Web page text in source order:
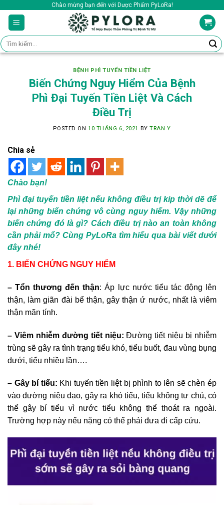
content
Chào mừng bạn đến với Dược Phẩm PyLoRa!
Tìm
kiếm:
BỆNH PHÌ TUYẾN TIỀN LIỆT
Biến Chứng Nguy Hiểm Của Bệnh
Phì Đại Tuyến Tiền Liệt Và Cách
Điều Trị
POSTED ON 10 THÁNG 6, 2021 BYTRAN Y
Chia sẻ
Chào bạn!
Phì đại tuyến tiền liệt nếu không điều trị kip thời dẽ để
lại những biến chứng vô cùng nguy hiểm. Vậy những
biến chứng đó là gì? Cách điều trị nào an toàn không
cần phải mổ? Cùng PyLoRa tìm hiểu qua bài viết dưới
đây nhé!
1. BIẾN CHỨNG NGUY HIỂM
– Tổn thương đến thận: Áp lực nước tiểu tác động lên
thận, làm giãn đài bể thận, gây thận ứ nước, nhất là viêm
thận mãn tính.
– Viêm nhiễm đường tiết niệu: Đường tiết niệu bị nhiễm
trùng sẽ gây ra tình trạng tiểu khó, tiểu buốt, đau vùng bụng
dưới, tiểu nhiều lần….
– Gây bí tiểu: Khi tuyến tiền liệt bị phình to lên sẽ chèn ép
vào đường niệu đạo, gây ra khó tiểu, tiểu không tự chủ, có
thể gây bí tiểu vì nước tiểu không thể thoát ra ngoài.
Trường hợp này nếu nặng có thể phải đưa đi cấp cứu.